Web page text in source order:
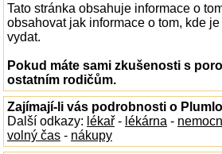
Tato stránka obsahuje informace o
obsahovat jak informace o tom, kde
vydat.
Pokud máte sami zkušenosti s
ostatním rodičům.
Zajímají-li vás podrobnosti o
Další odkazy: lékař - lékárna -
volný čas - nákupy